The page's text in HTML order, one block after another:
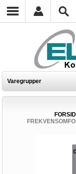
Varegrupper